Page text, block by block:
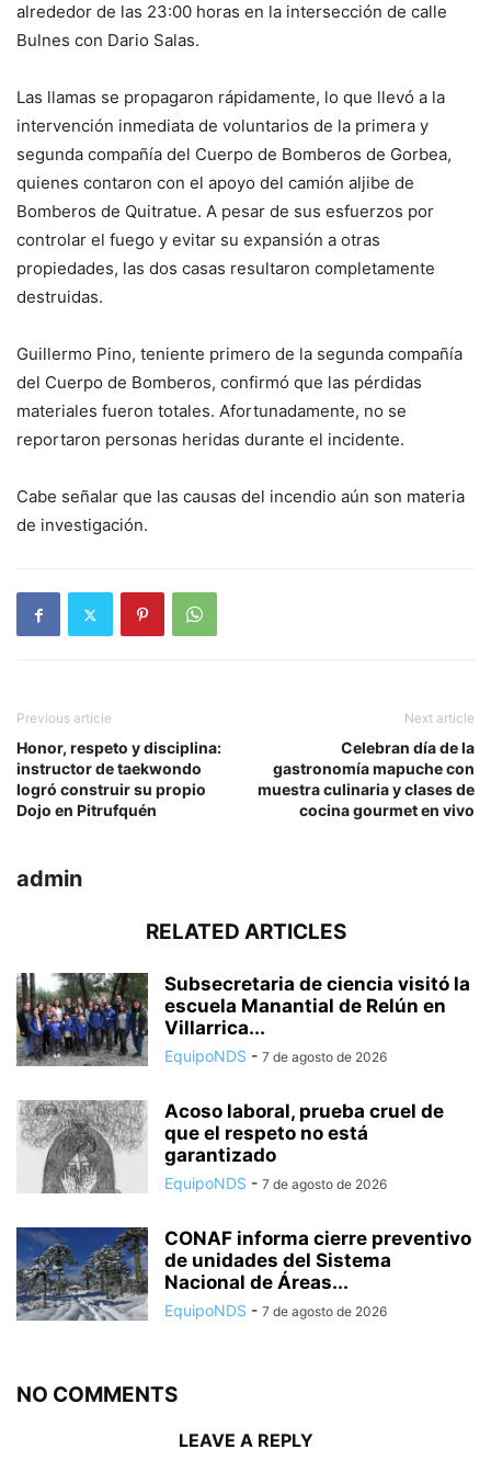
alrededor de las 23:00 horas en la intersección de calle
Bulnes con Dario Salas.
Las llamas se propagaron rápidamente, lo que llevó a la
intervención inmediata de voluntarios de la primera y
segunda compañía del Cuerpo de Bomberos de Gorbea,
quienes contaron con el apoyo del camión aljibe de
Bomberos de Quitratue. A pesar de sus esfuerzos por
controlar el fuego y evitar su expansión a otras
propiedades, las dos casas resultaron completamente
destruidas.
Guillermo Pino, teniente primero de la segunda compañía
del Cuerpo de Bomberos, confirmó que las pérdidas
materiales fueron totales. Afortunadamente, no se
reportaron personas heridas durante el incidente.
Cabe señalar que las causas del incendio aún son materia
de investigación.
Previous article
Honor, respeto y disciplina:
instructor de taekwondo
logró construir su propio
Dojo en Pitrufquén
Next article
Celebran día de la
gastronomía mapuche con
muestra culinaria y clases de
cocina gourmet en vivo
admin
RELATED ARTICLES
Subsecretaria de ciencia visitó la
escuela Manantial de Relún en
Villarrica...
EquipoNDS - 7 de agosto de 2026
Acoso laboral, prueba cruel de
que el respeto no está
garantizado
EquipoNDS - 7 de agosto de 2026
CONAF informa cierre preventivo
de unidades del Sistema
Nacional de Áreas...
EquipoNDS - 7 de agosto de 2026
NO COMMENTS
LEAVE A REPLY